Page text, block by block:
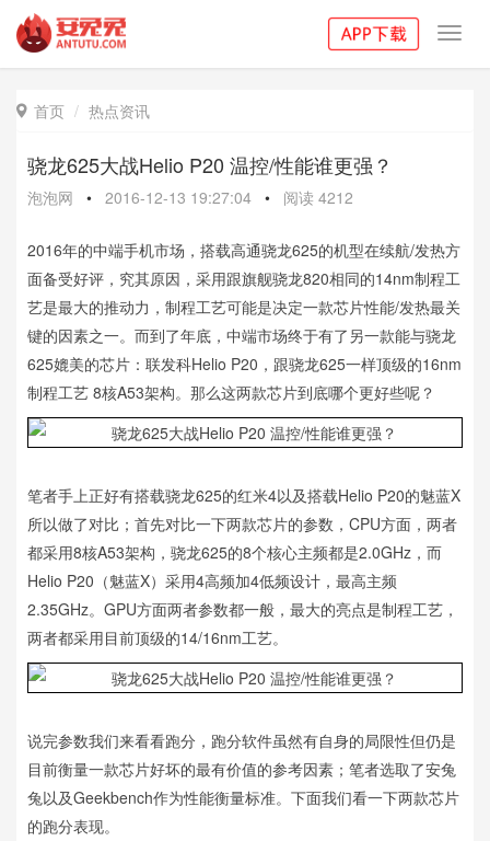
 首页 热点资讯
骁龙625大战Helio P20 温控/性能谁更强？
泡泡网 • 2016-12-13 19:27:04 • 阅读 4212
2016年的中端手机市场，搭载高通骁龙625的机型在续航/发热方
面备受好评，究其原因，采用跟旗舰骁龙820相同的14nm制程工
艺是最大的推动力，制程工艺可能是决定一款芯片性能/发热最关
键的因素之一。而到了年底，中端市场终于有了另一款能与骁龙
625媲美的芯片：联发科Helio P20，跟骁龙625一样顶级的16nm
制程工艺 8核A53架构。那么这两款芯片到底哪个更好些呢？
笔者手上正好有搭载骁龙625的红米4以及搭载Helio P20的魅蓝X
所以做了对比；首先对比一下两款芯片的参数，CPU方面，两者
都采用8核A53架构，骁龙625的8个核心主频都是2.0GHz，而
Helio P20（魅蓝X）采用4高频加4低频设计，最高主频
2.35GHz。GPU方面两者参数都一般，最大的亮点是制程工艺，
两者都采用目前顶级的14/16nm工艺。
说完参数我们来看看跑分，跑分软件虽然有自身的局限性但仍是
目前衡量一款芯片好坏的最有价值的参考因素；笔者选取了安兔
兔以及Geekbench作为性能衡量标准。下面我们看一下两款芯片
的跑分表现。